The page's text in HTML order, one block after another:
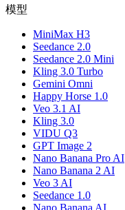
模型
MiniMax H3
Seedance 2.0
Seedance 2.0 Mini
Kling 3.0 Turbo
Gemini Omni
Happy Horse 1.0
Veo 3.1 AI
Kling 3.0
VIDU Q3
GPT Image 2
Nano Banana Pro AI
Nano Banana 2 AI
Veo 3 AI
Seedance 1.0
Nano Banana AI